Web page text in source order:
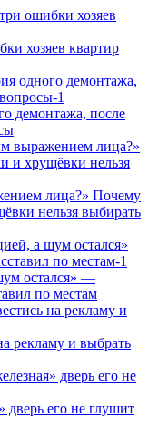
хозяев квартир
демонтажа, после
лица?» Почему
нельзя выбирать
остался» —
по местам
рекламу и выбрать
его не глушит